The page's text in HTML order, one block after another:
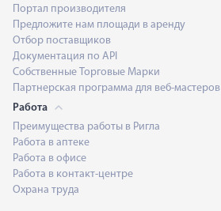
Портал производителя
Предложите нам площади в аренду
Отбор поставщиков
Документация по API
Собственные Торговые Марки
Партнерская программа для веб-мастеров
Работа
Преимущества работы в Ригла
Работа в аптеке
Работа в офисе
Работа в контакт-центре
Охрана труда